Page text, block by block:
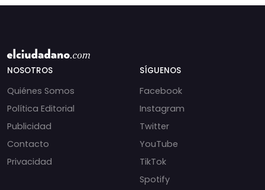
NOSOTROS
Quiénes Somos
Política Editorial
Publicidad
Contacto
Privacidad
SÍGUENOS
Facebook
Instagram
Twitter
YouTube
TikTok
Spotify